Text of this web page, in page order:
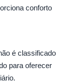
conforto
é classificado
para oferecer